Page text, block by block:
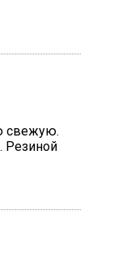
свежую.
Резиной